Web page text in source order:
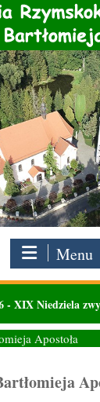
Menu
- XIX Niedziela
Apostoła